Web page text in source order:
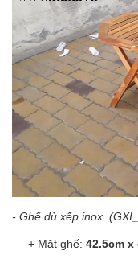
- Ghế dù xếp inox
+ Mặt ghế: 42.5cm x